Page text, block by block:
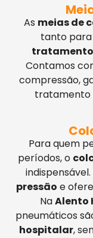
As meias de
tanto
Contamos
compressão,
tratamento
Para quem
períodos, o
indispensável.
pressão e
NaAlento
pneumáticos
hospitalar,